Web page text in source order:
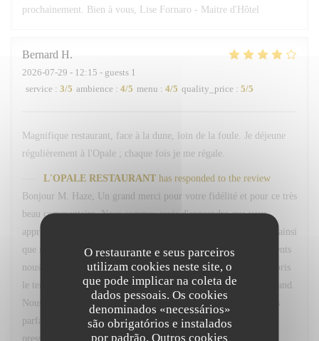
O restaurante e seus parceiros
utilizam cookies neste site, o
que pode implicar na coleta de
dados pessoais. Os cookies
denominados «necessários»
são obrigatórios e instalados
por padrão. Outros cookies
prochainement. Bien à vous, Lise Fornaro - Maitre d'Hôtel
Bernard H
2026-07-29 - 12:15 - guests 1
service : 3/5 ambience : 4/5 menu : 4/5 quality_price : 5/5
Magnifique restaurant, face à la dune, loin de la foule. Je déjeune
régulièrement à l'Opale ; chaque fois je me régale.
L'OPALE RESTAURANT has responded to the review
Bonjour M. Haze, Un grand merci pour votre fidélité et pour ce très
beau commentaire. Nous sommes ravis d'apprendre que vous
appréciez régulièrement notre restaurant, son cadre, l'ambiance ainsi
que notre menu du marché. Votre confiance et vos encouragements
nous font très plaisir. Nous vous remercions également d'avoir pris
le temps de nous signaler le retard concernant votre café gourmand.
Nous sommes sincèrement désolés pour cet oubli et comprenons
parfaitement la gêne occasionnée, d'autant plus que vous étiez
pressé. Nous sommes toutefois heureux d'avoir pu réagir